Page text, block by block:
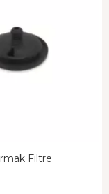
Filtre